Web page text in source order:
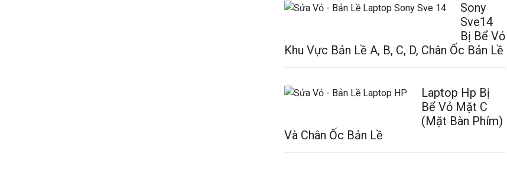
Sony
Sve14
Bị Bể Vỏ
Khu Vực Bản Lề A, B, C, D, Chân Ốc Bản Lề
Laptop Hp Bị
Bể Vỏ Mặt C
(Mặt Bàn Phím)
Và Chân Ốc Bản Lề